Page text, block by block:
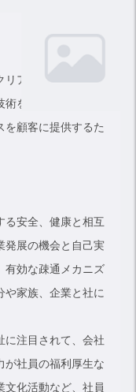
リアな企業の位置を
を研究する分野
を顧客に提供するた
る安全、健康と相互
発展の機会と自己実
有効な疎通メカニズ
や家族、企業と社に
に注目されて、会社
が社員の福利厚生な
文化活動など、社員